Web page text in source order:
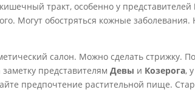
тракт, особенно у представителей
Могут обостряться кожные
салон. Можно сделать стрижку.
заметку представителямДевы и Козерога,
предпочтение растительной пище.